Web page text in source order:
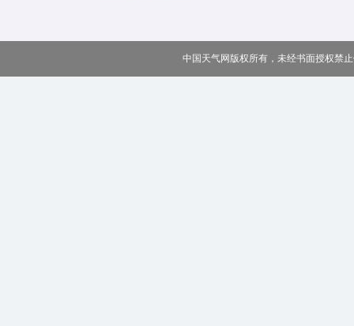
中国天气网版权所有，未经书面授权